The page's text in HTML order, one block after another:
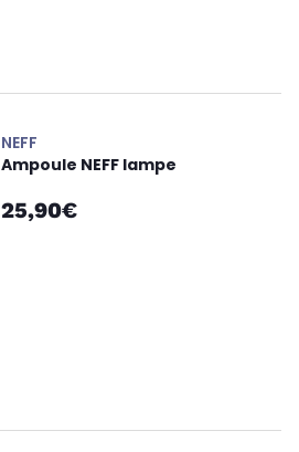
NEFF
Ampoule NEFF lampe
25,90€